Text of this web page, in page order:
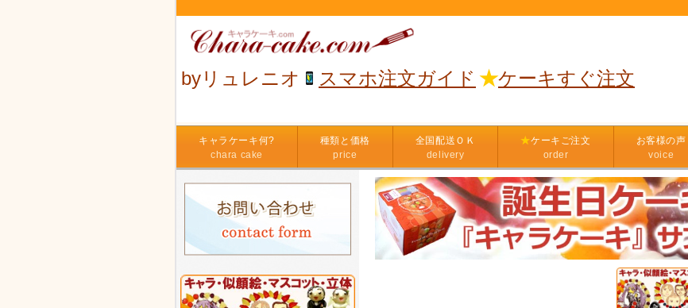
byリュレニオ スマホ注文ガイド ★ケーキすぐ注文
キャラケーキ何?
chara cake
種類と価格
price
全国配送ＯＫ
delivery
★ケーキご注文
order
お客様の声
voice